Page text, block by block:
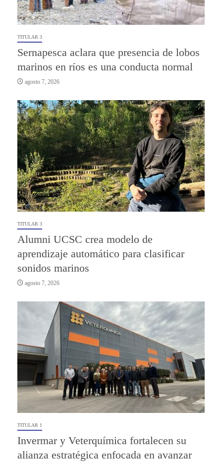
TITULAR 3
Sernapesca aclara que presencia de lobos
marinos en ríos es una conducta normal
agosto 7, 2026
TITULAR 3
Alumni UCSC crea modelo de
aprendizaje automático para clasificar
sonidos marinos
agosto 7, 2026
TITULAR 1
Invermar y Veterquímica fortalecen su
alianza estratégica enfocada en avanzar